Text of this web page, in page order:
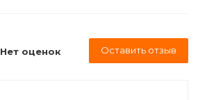
Нет оценок Оставить отзыв